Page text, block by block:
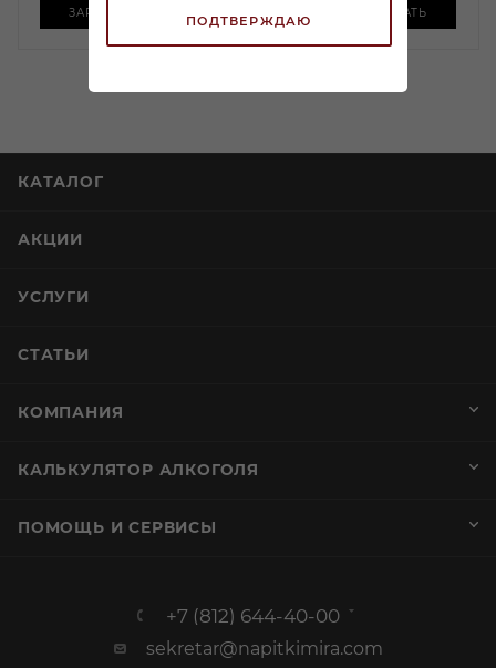
ПОДТВЕРЖДАЮ
ЗАРЕЗЕРВИРОВАТЬ ЗАРЕЗЕРВИРОВАТЬ
КАТАЛОГ
АКЦИИ
УСЛУГИ
СТАТЬИ
КОМПАНИЯ
КАЛЬКУЛЯТОР АЛКОГОЛЯ
ПОМОЩЬ И СЕРВИСЫ
+7 (812) 644-40-00
sekretar@napitkimira.com